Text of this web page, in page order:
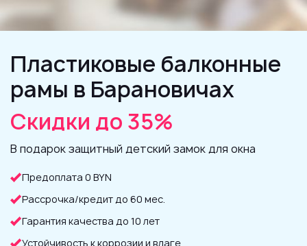
Пластиковые балконные
рамы в Барановичах
Скидки до 35%
В подарок защитный детский замок для окна
Предоплата 0 BYN
Рассрочка/кредит до 60 мес.
Гарантия качества до 10 лет
Устойчивость к коррозии и влаге